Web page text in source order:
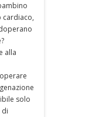
cardiaco,
alla
solo
di